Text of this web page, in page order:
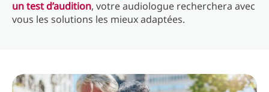
un test d’audition, votre audiologue recherchera avec
vous les solutions les mieux adaptées.